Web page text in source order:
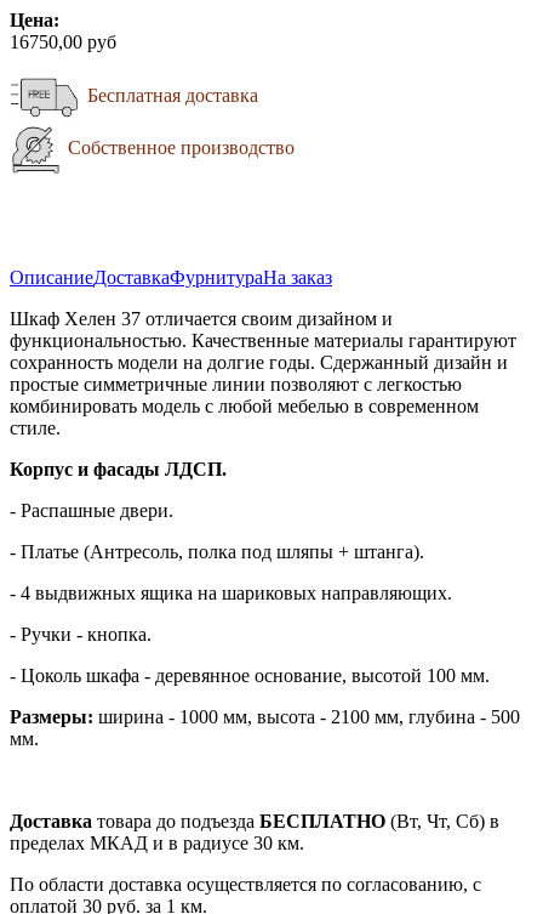
Цена:
16750,00 руб
Бесплатная доставка
Собственное производство
ОписаниеДоставкаФурнитураНа заказ
Шкаф Хелен 37 отличается своим дизайном и
функциональностью. Качественные материалы гарантируют
сохранность модели на долгие годы. Сдержанный дизайн и
простые симметричные линии позволяют с легкостью
комбинировать модель с любой мебелью в современном
стиле.
Корпус и фасады ЛДСП.
- Распашные двери.
- Платье (Антресоль, полка под шляпы + штанга).
- 4 выдвижных ящика на шариковых направляющих.
- Ручки - кнопка.
- Цоколь шкафа - деревянное основание, высотой 100 мм.
Размеры: ширина - 1000 мм, высота - 2100 мм, глубина - 500
мм.
Доставка товара до подъезда БЕСПЛАТНО (Вт, Чт, Сб) в
пределах МКАД и в радиусе 30 км.
По области доставка осуществляется по согласованию, с
оплатой 30 руб. за 1 км.